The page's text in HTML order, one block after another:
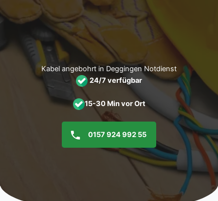
Inhalt
Kabel angebohrt in Deggingen Notdienst
24/7 verfügbar
15-30 Min vor Ort
0157 924 992 55